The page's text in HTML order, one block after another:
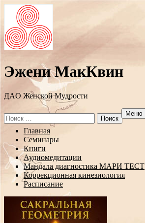
Эжени МакКвин
ДAO Женской Мудрости
Search
for:
Меню
Перейти
содержанию
Главная
Семинары
Книги
Аудиомедитации
Мандала диагностика МАРИ ТЕСТ
Коррекционная кинезиология
Расписание